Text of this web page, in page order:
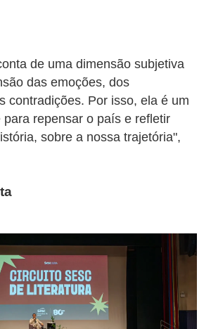
de uma dimensão subjetiva
das emoções, dos
contradições. Por isso, ela é um
para repensar o país e refletir
sobre a nossa trajetória",